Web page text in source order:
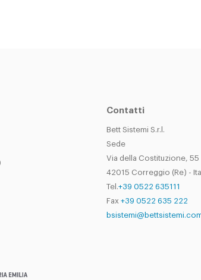
Contatti
Bett Sistemi S.r.l.
Sede
Via della Costituzione, 55
42015 Correggio (Re) -
Tel.+39 0522 635111
Fax +39 0522 635 222